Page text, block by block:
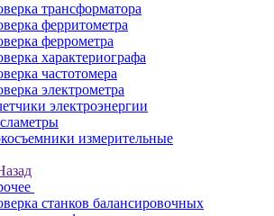
трансформатора
ферритометра
феррометра
характериографа
частотомера
электрометра
электроэнергии
измерительные
станков балансировочных